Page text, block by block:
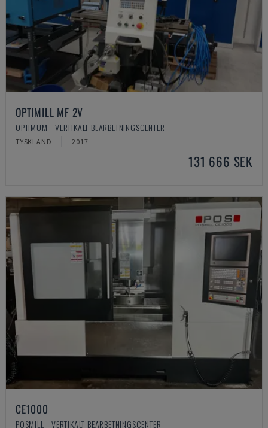
OPTIMILL MF 2V
OPTIMUM - VERTIKALT BEARBETNINGSCENTER
TYSKLAND 2017
131 666 SEK
CE1000
POSMILL - VERTIKALT BEARBETNINGSCENTER